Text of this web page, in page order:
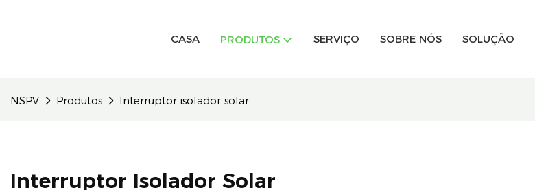
CASA PRODUTOS SERVIÇO SOBRE NÓS SOLUÇÃO
NSPV Produtos Interruptor isolador solar
Interruptor Isolador Solar